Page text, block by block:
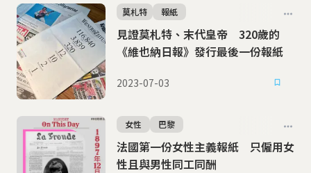
見證莫札特、末代皇帝 320歲的
《維也納日報》發行最後一份報紙
莫札特 報紙
2023-07-03
法國第一份女性主義報紙 只僱用女
性且與男性同工同酬
女性 巴黎